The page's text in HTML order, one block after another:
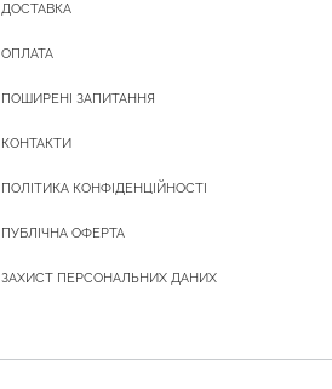
ДОСТАВКА
ОПЛАТА
ПОШИРЕНІ ЗАПИТАННЯ
КОНТАКТИ
ПОЛІТИКА КОНФІДЕНЦІЙНОСТІ
ПУБЛІЧНА ОФЕРТА
ЗАХИСТ ПЕРСОНАЛЬНИХ ДАНИХ